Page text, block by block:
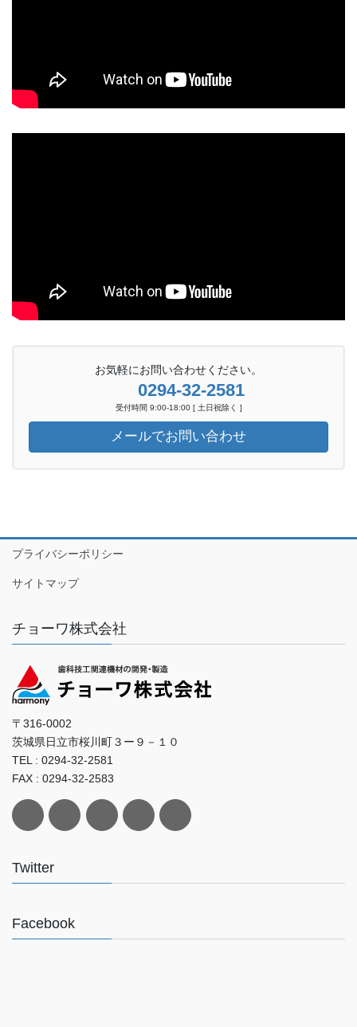
お気軽にお問い合わせください。
0294-32-2581
受付時間 9:00-18:00 [ 土日祝除く ]
メールでお問い合わせ
プライバシーポリシー
サイトマップ
チョーワ株式会社
〒316-0002
茨城県日立市桜川町３ー９－１０
TEL : 0294-32-2581
FAX : 0294-32-2583
Twitter
Facebook